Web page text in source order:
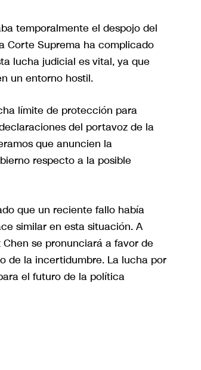
temporalmente el despojo del
Corte Suprema ha complicado
lucha judicial es vital, ya que
un entorno hostil.
límite de protección para
del portavoz de la
que anuncien la
respecto a la posible
que un reciente fallo había
similar en esta situación. A
se pronunciará a favor de
de la incertidumbre. La lucha por
el futuro de la política